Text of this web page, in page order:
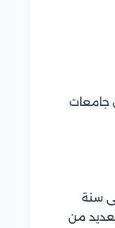
جامعات
سنوات بالاضافة الى سنة
الطلاب العديد من